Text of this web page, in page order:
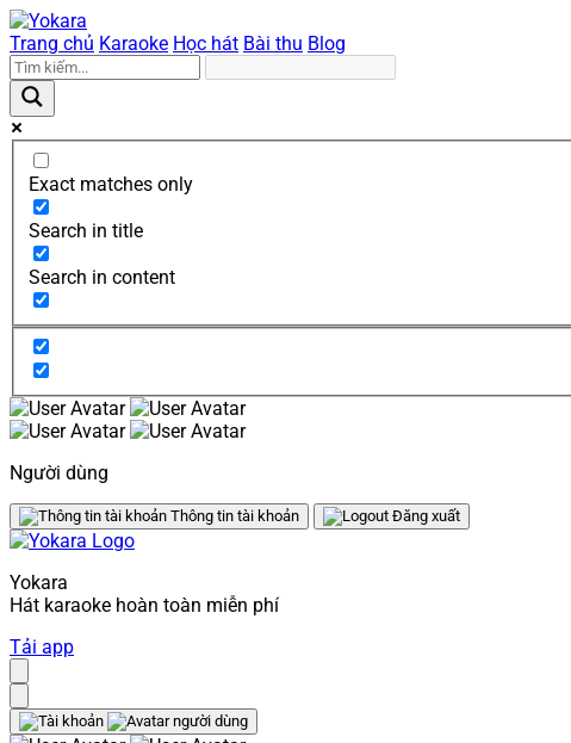
Trang chủ Karaoke Học hát Bài thu Blog
Exact matches only
Search in title
Search in content
Người dùng
Thông tin tài khoản Đăng xuất
Yokara
Hát karaoke hoàn toàn miễn phí
Tải app